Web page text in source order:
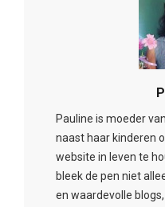
Pauline is moeder
naast haar kinderen
website in leven te
bleek de pen niet
en waardevolle